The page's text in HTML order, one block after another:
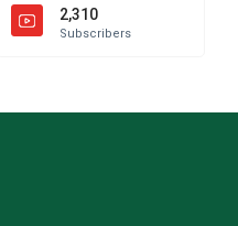
2,310
Subscribers